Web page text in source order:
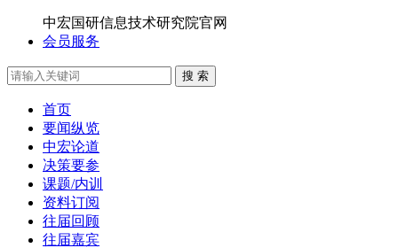
中宏国研信息技术研究院官网
会员服务
搜 索
首页
要闻纵览
中宏论道
决策要参
课题/内训
资料订阅
往届回顾
往届嘉宾